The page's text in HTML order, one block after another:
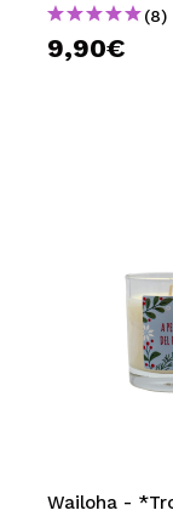
(8)
9,90€
Wailoha -